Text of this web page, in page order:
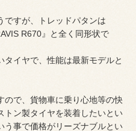
ですが、トレッドパタンは
R670』と全く同形状で
イヤで、性能は最新モデルと
ので、貨物車に乗り心地等の快
トン製タイヤを装着したいとい
う事で価格がリーズナブルとい